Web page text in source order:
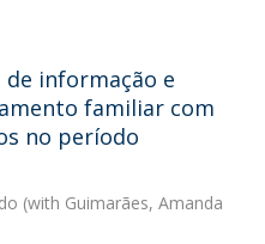
informação e
familiar com
no período
(with Guimarães, Amanda